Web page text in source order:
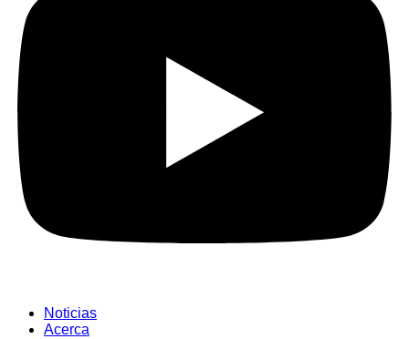
Noticias
Acerca